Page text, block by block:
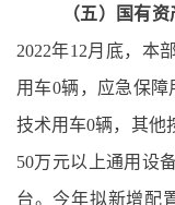
（五）国有
2022年12月底，本
用车0辆，应急保
技术用车0辆，其他
50万元以上通用设
台。今年拟新增配